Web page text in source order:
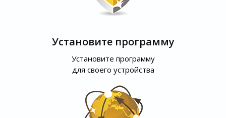
Установите программу
Установите программу
для своего устройства